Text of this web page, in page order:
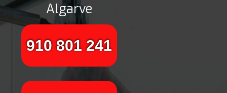
Algarve
910 801 241